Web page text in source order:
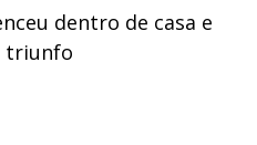
dentro de casa e
triunfo